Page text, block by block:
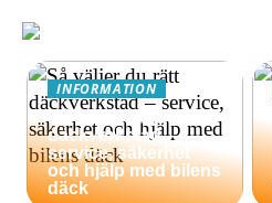
INFORMATION
Så väljer du rätt
däckverkstad –
service, säkerhet
och hjälp med bilens
däck